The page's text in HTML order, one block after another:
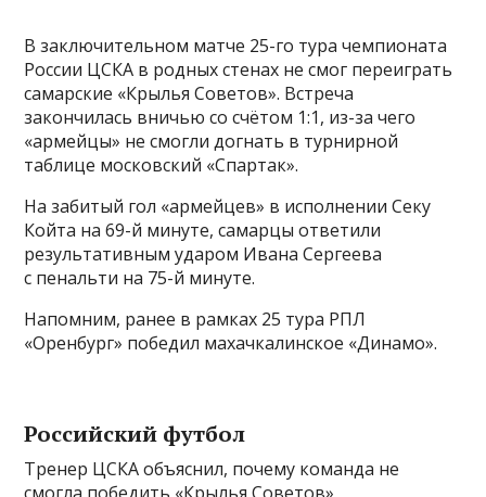
В заключительном матче 25-го тура чемпионата
России ЦСКА в родных стенах не смог переиграть
самарские «Крылья Советов». Встреча
закончилась вничью со счётом 1:1, из-за чего
«армейцы» не смогли догнать в турнирной
таблице московский «Спартак».
На забитый гол «армейцев» в исполнении Секу
Койта на 69-й минуте, самарцы ответили
результативным ударом Ивана Сергеева
с пенальти на 75-й минуте.
Напомним, ранее в рамках 25 тура РПЛ
«Оренбург» победил махачкалинское «Динамо».
Российский футбол
Тренер ЦСКА объяснил, почему команда не